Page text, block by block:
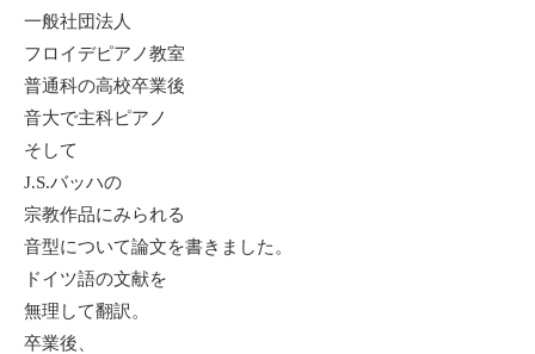
一般社団法人
フロイデピアノ教室
普通科の高校卒業後
音大で主科ピアノ
そして
J.S.バッハの
宗教作品にみられる
音型について論文を書きました。
ドイツ語の文献を
無理して翻訳。
卒業後、